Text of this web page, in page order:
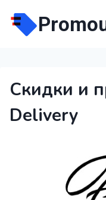
содержимому
Скидки и
Delivery